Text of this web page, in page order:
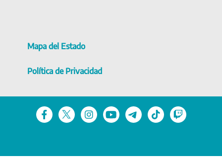
Mapa del Estado
Política de Privacidad